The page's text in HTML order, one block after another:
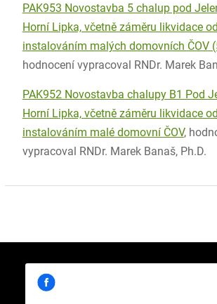
PAK953 Novostavba 5 chalup pod
Horní Lipka, včetně záměru likvidace
instalováním malých domovních ČOV
hodnocení vypracoval RNDr. Marek
PAK952 Novostavba chalupy B1 Pod
Horní Lipka, včetně záměru likvidace
instalováním malé domovní ČOV,
vypracoval RNDr. Marek Banaš, Ph.D.